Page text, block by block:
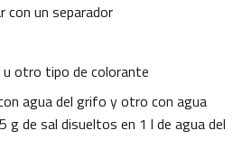
con un separador
otro tipo de colorante
agua del grifo y otro con agua
g de sal disueltos en 1 l de agua del